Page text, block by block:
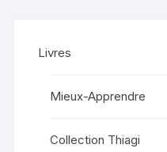
Livres
Mieux-Apprendre
Collection Thiagi